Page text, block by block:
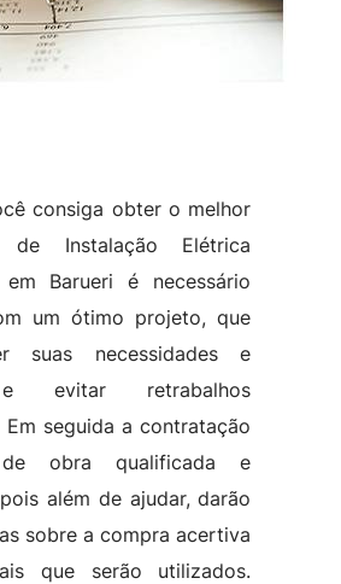
consiga obter o melhor
de Instalação Elétrica
em Barueri é necessário
um ótimo projeto, que
suas necessidades e
evitar retrabalhos
Em seguida a contratação
obra qualificada e
além de ajudar, darão
sobre a compra acertiva
que serão utilizados.